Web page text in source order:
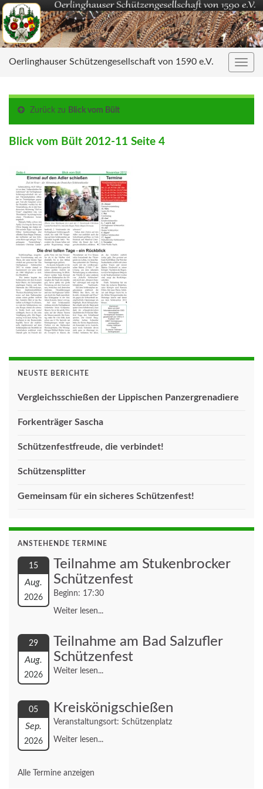
Oerlinghauser Schützengesellschaft von 1590 e.V.
Zurück zu Blick vom Bült
Blick vom Bült 2012-11 Seite 4
NEUSTE BERICHTE
Vergleichsschießen der Lippischen Panzergrenadiere
Forkenträger Sascha
Schützenfestfreude, die verbindet!
Schützensplitter
Gemeinsam für ein sicheres Schützenfest!
ANSTEHENDE TERMINE
15
Aug.
2026
Teilnahme am Stukenbrocker
Schützenfest
Beginn: 17:30
Weiter lesen...
29
Aug.
2026
Teilnahme am Bad Salzufler
Schützenfest
Weiter lesen...
05
Sep.
2026
Kreiskönigschießen
Veranstaltungsort: Schützenplatz
Weiter lesen...
Alle Termine anzeigen